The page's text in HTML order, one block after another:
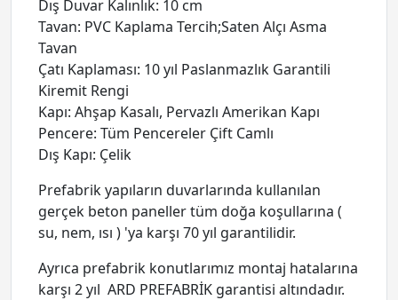
Dış Duvar Kalınlık: 10 cm
Tavan: PVC Kaplama Tercih;Saten Alçı Asma
Tavan
Çatı Kaplaması: 10 yıl Paslanmazlık Garantili
Kiremit Rengi
Kapı: Ahşap Kasalı, Pervazlı Amerikan Kapı
Pencere: Tüm Pencereler Çift Camlı
Dış Kapı: Çelik
Prefabrik yapıların duvarlarında kullanılan
gerçek beton paneller tüm doğa koşullarına (
su, nem, ısı ) 'ya karşı 70 yıl garantilidir.
Ayrıca prefabrik konutlarımız montaj hatalarına
karşı 2 yıl ARD PREFABRİK garantisi altındadır.